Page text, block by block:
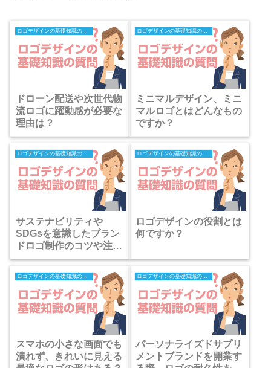
ドローン配送や次世代物
流ロゴに躍動感が必要な
理由は？
ミニマルデザイン、ミニ
マルロゴとはどんなもの
ですか？
ロゴデザインの基礎知識の質問
サステナビリティや
SDGsを意識したブラン
ドロゴ制作のコツや注意
点はある？
ロゴデザインの基礎知識の質問
ロゴデザインの役割とは
何ですか？
ロゴデザインの基礎知識の質問
スマホの小さな画面でも
潰れず、きれいに見える
ロゴデザインの基礎知識の質問
パーソナライズドサプリ
メントブランドを開業す